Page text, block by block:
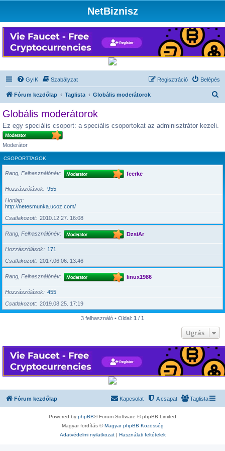
NetBiznisz
GyIK Szabályzat Belépés
Regisztráció
Fórum kezdőlap Taglista Globális moderátorok
é
s
Globális moderátorok
Ez egy speciális csoport: a speciális csoportokat az adminisztrátor kezeli.
Moderátor
CSOPORTTAGOK
Rang, Felhasználónév feerke
Hozzászólások
955
Honlap
http://netesmunka.ucoz.com/
Csatlakozott
2010.12.27. 16:08
Rang, Felhasználónév DzsiAr
Hozzászólások
171
Csatlakozott
2017.06.06. 13:46
Rang, Felhasználónév linux1986
Hozzászólások
455
Csatlakozott
2019.08.25. 17:19
3 felhasználó • Oldal: 1 / 1
Ugrás
Fórum kezdőlap Taglista
A csapat
Kapcsolat
Powered by phpBB® Forum Software © phpBB Limited
Magyar fordítás ©Magyar phpBB Közösség
Adatvédelmi nyilatkozat| Használati feltételek